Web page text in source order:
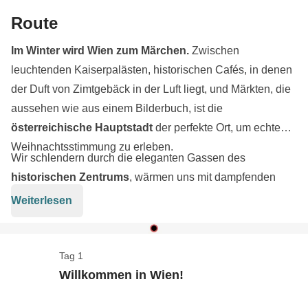
Route
Im Winter wird Wien zum Märchen. Zwischen
leuchtenden Kaiserpalästen, historischen Cafés, in denen
der Duft von Zimtgebäck in der Luft liegt, und Märkten, die
aussehen wie aus einem Bilderbuch, ist die
österreichische Hauptstadt der perfekte Ort, um echte
Weihnachtsstimmung zu erleben.
Wir schlendern durch die eleganten Gassen des
historischen Zentrums, wärmen uns mit dampfenden
Tassen Glüh
Auch Kultur kommt nicht zu kurz – wir besuchen ikonische
Schloss
Stephansdom.
Dazwischen bleibt genug Zeit für leichte, unvergessliche
Weiterlesen
Tag 1
Willkommen in Wien!